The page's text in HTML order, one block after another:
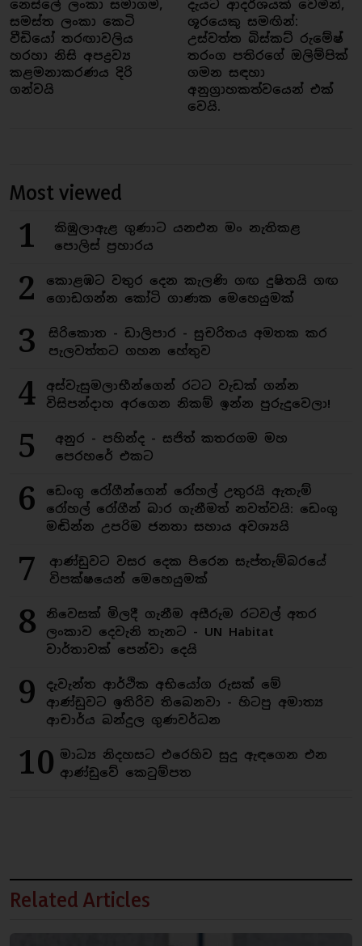
නෙස්ලේ ලංකා සමාගම,
සමස්ත ලංකා කෙටි
වීඩියෝ තරඟාවලිය
හරහා නිසි අපද්‍රව්‍ය
කළමනාකරණය දිරි
ගන්වයි
දැයට ආදර්ශයක් වෙමින්,
ශූරයෙකු සමඟින්:
උස්වත්ත බිස්කට් රුමේෂ්
තරංග පතිරගේ ඔලිම්පික්
ගමන සඳහා
අනුග්‍රාහකත්වයෙන් එක්
වෙයි.
Most viewed
1
කිඹුලාඇළ ගුණාට යනඑන මං නැතිකළ
පොලිස් ප්‍රහාරය
2
කොළඹට වතුර දෙන කැලණි ගඟ දුෂිතයි ගඟ
ගොඩගන්න කෝටි ගාණක මෙහෙයුමක්
3
සිරිකොත - ඩාලිපාර - සුචරිතය අමතක කර
පැලවත්තට ගහන හේතුව
4
අස්වැසුමලාභීන්ගෙන් රටට වැඩක් ගන්න
විසිපන්දාහ අරගෙන නිකම් ඉන්න පුරුදුවෙලා!
5
අනුර - පහින්ද - සජිත් කතරගම මහ
පෙරහරේ එකට
6
ඩෙංගු රෝගීන්ගෙන් රෝහල් උතුරයි ඇතැම්
රෝහල් රෝගීන් බාර ගැනීමත් නවත්වයි: ඩෙංගු
මඬින්න උපරිම ජනතා සහාය අවශ්‍යයි
7
ආණ්ඩුවට වසර දෙක පිරෙන සැප්තැම්බරයේ
විපක්ෂයෙන් මෙහෙයුමක්
8
නිවෙසක් මිලදී ගැනීම අසීරුම රටවල් අතර
ලංකාව දෙවැනි තැනට - UN Habitat
වාර්තාවක් පෙන්වා දෙයි
9
දැවැන්ත ආර්ථික අභියෝග රුසක් මේ
ආණ්ඩුවට ඉතිරිව තිබෙනවා - හිටපු අමාත්‍ය
ආචාර්ය බන්දුල ගුණවර්ධන
10 මාධ්‍ය නිදහසට එරෙහිව සුදු ඇඳගෙන එන
ආණ්ඩුවේ කෙටුම්පත
Related Articles